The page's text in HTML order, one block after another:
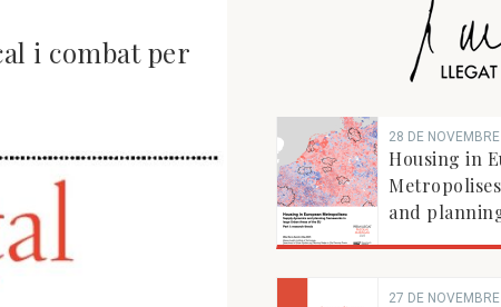
i combat per
28 DE
Housing in
and
27 DE